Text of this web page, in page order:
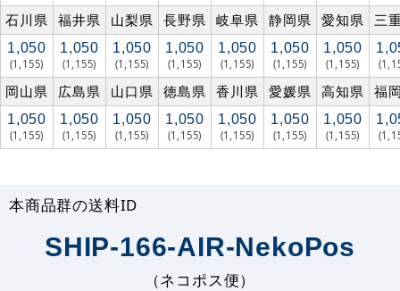
石川県 福井県 山梨県 長野県 岐阜県 静岡県 愛知県 三
1,050
(1,155)
1,050
(1,155)
1,050
(1,155)
1,050
(1,155)
1,050
(1,155)
1,050
(1,155)
1,050
(1,155)
岡山県 広島県 山口県 徳島県 香川県 愛媛県 高知県 福
1,050
(1,155)
1,050
(1,155)
1,050
(1,155)
1,050
(1,155)
1,050
(1,155)
1,050
(1,155)
1,050
(1,155)
本商品群の送料ID
SHIP-166-AIR-NekoPos
（ネコポス便）